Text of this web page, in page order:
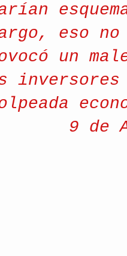
eso
un
inversores
9 de